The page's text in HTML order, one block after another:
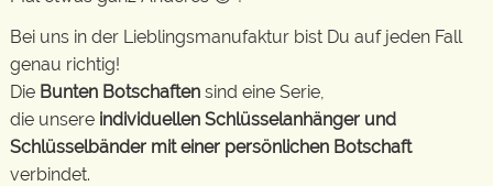
Bei uns in der Lieblingsmanufaktur bist Du auf jeden Fall
genau richtig!
Die Bunten Botschaften sind eine Serie,
die unsere individuellen Schlüsselanhänger und
Schlüsselbänder mit einer persönlichen Botschaft
verbindet.